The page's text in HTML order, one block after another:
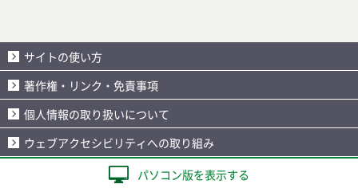
サイトの使い方
著作権・リンク・免責事項
個人情報の取り扱いについて
ウェブアクセシビリティへの取り組み
パソコン版を表示する